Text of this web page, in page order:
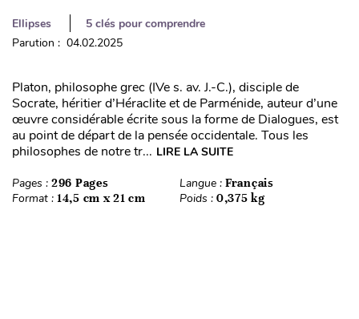
Ellipses
5 clés pour comprendre
Parution : 04.02.2025
Platon, philosophe grec (IVe s. av. J.-C.), disciple de
Socrate, héritier d’Héraclite et de Parménide, auteur d’une
œuvre considérable écrite sous la forme de Dialogues, est
au point de départ de la pensée occidentale. Tous les
philosophes de notre tr... LIRE LA SUITE
Pages : 296 Pages Langue : Français
Format : 14,5 cm x 21 cm Poids : 0,375 kg